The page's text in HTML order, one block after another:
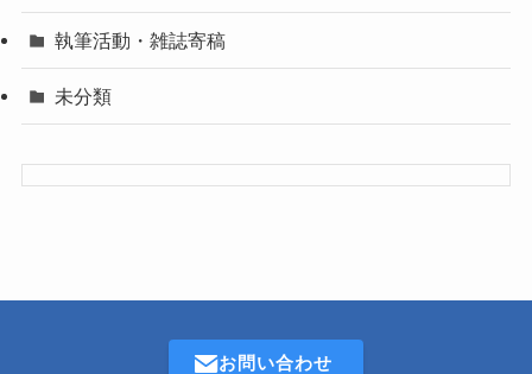
執筆活動・雑誌寄稿
未分類
お問い合わせ